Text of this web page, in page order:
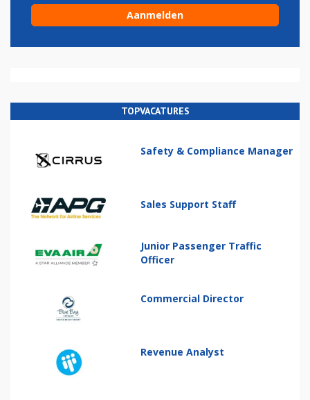
TOPVACATURES
Safety & Compliance Manager
Sales Support Staff
Junior Passenger Traffic
Officer
Commercial Director
Revenue Analyst